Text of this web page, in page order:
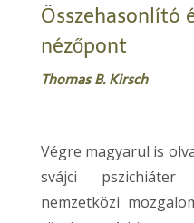
Összehasonlító
nézőpont
Thomas B. Kirsch
Végre magyarul is
svájci pszichiáter
nemzetközi